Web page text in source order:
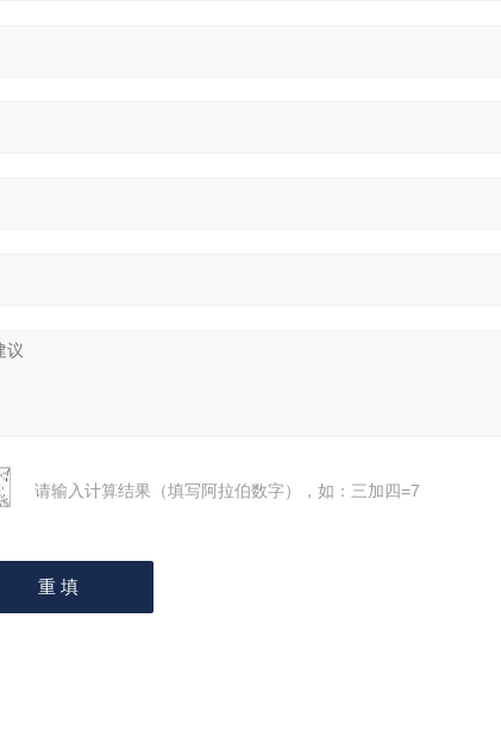
请输入计算结果（填写阿拉伯数字），如：三加四=7